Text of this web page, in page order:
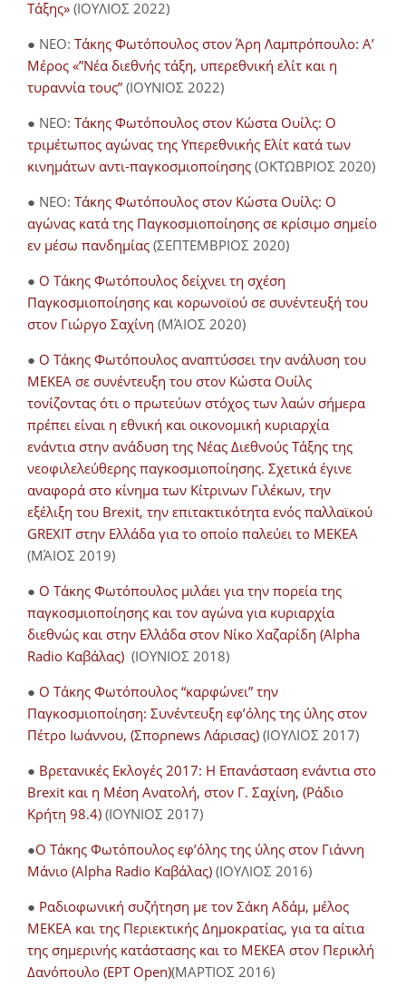
Τάξης» (ΙΟΥΛΙΟΣ 2022)
● NEO: Τάκης Φωτόπουλος στον Άρη Λαμπρόπουλο: Α’
Μέρος «”Νέα διεθνής τάξη, υπερεθνική ελίτ και η
τυραννία τους” (ΙΟΥΝΙΟΣ 2022)
● NEO: Τάκης Φωτόπουλος στον Κώστα Ουίλς: Ο
τριμέτωπος αγώνας της Υπερεθνικής Ελίτ κατά των
κινημάτων αντι-παγκοσμιοποίησης (ΟΚΤΩΒΡΙΟΣ 2020)
● NEO: Τάκης Φωτόπουλος στον Κώστα Ουίλς: Ο
αγώνας κατά της Παγκοσμιοποίησης σε κρίσιμο σημείο
εν μέσω πανδημίας (ΣΕΠΤΕΜΒΡΙΟΣ 2020)
● Ο Τάκης Φωτόπουλος δείχνει τη σχέση
Παγκοσμιοποίησης και κορωνοϊού σε συνέντευξή του
στον Γιώργο Σαχίνη (ΜΆΙΟΣ 2020)
● O Τάκης Φωτόπουλος αναπτύσσει την ανάλυση του
ΜΕΚΕΑ σε συνέντευξη του στον Κώστα Ουίλς
τονίζοντας ότι ο πρωτεύων στόχος των λαών σήμερα
πρέπει είναι η εθνική και οικονομική κυριαρχία
ενάντια στην ανάδυση της Νέας Διεθνούς Τάξης της
νεοφιλελεύθερης παγκοσμιοποίησης. Σχετικά έγινε
αναφορά στο κίνημα των Κίτρινων Γιλέκων, την
εξέλιξη του Brexit, την επιτακτικότητα ενός παλλαϊκού
GREXIT στην Ελλάδα για το οποίο παλεύει το ΜΕΚΕΑ
(ΜΆΙΟΣ 2019)
● Ο Τάκης Φωτόπουλος μιλάει για την πορεία της
παγκοσμιοποίησης και τον αγώνα για κυριαρχία
διεθνώς και στην Ελλάδα στον Νίκο Χαζαρίδη (Alpha
Radio Καβάλας) (ΙΟΥΝΙΟΣ 2018)
● Ο Τάκης Φωτόπουλος “καρφώνει” την
Παγκοσμιοποίηση: Συνέντευξη εφ’όλης της ύλης στον
Πέτρο Ιωάννου, (Σπορnews Λάρισας) (ΙΟΥΛΙΟΣ 2017)
● Βρετανικές Εκλογές 2017: Η Επανάσταση ενάντια στο
Brexit και η Μέση Ανατολή, στον Γ. Σαχίνη, (Ράδιο
Κρήτη 98.4) (ΙΟΥΝΙΟΣ 2017)
●O Τάκης Φωτόπουλος εφ’όλης της ύλης στον Γιάννη
Μάνιο (Alpha Radio Καβάλας) (ΙΟΥΛΙΟΣ 2016)
● Ραδιοφωνική συζήτηση με τον Σάκη Αδάμ, μέλος
ΜΕΚΕΑ και της Περιεκτικής Δημοκρατίας, για τα αίτια
της σημερινής κατάστασης και το ΜΕΚΕΑ στον Περικλή
Δανόπουλο (ΕΡΤ Open)(ΜΑΡΤΙΟΣ 2016)